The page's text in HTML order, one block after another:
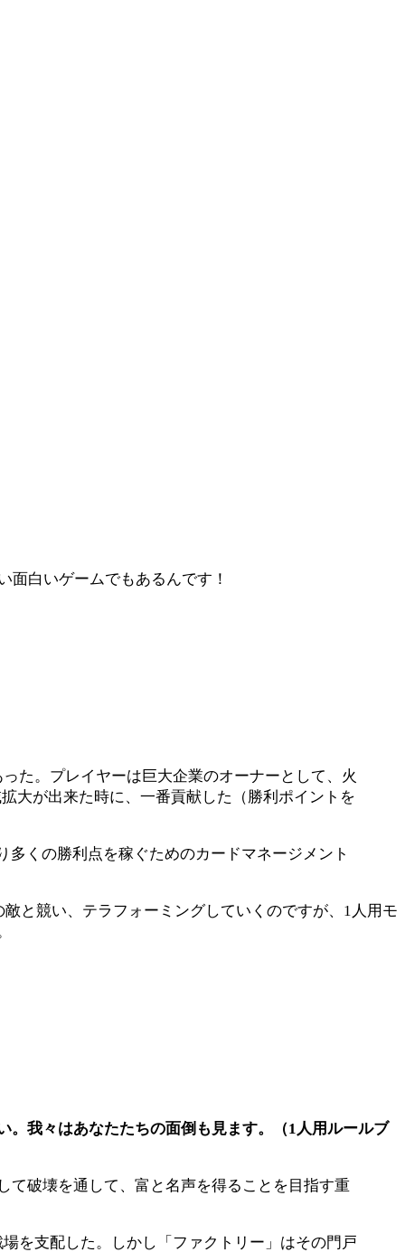
白いゲームでもあるんです！
た。 プレイヤーは巨大企業のオーナーとして、火
大が出来た時に、一番貢献した（勝利ポイントを
くの勝利点を稼ぐためのカードマネージメント
と競い、テラフォーミングしていくのですが、1人用モ
。我々はあなたたちの面倒も見ます。（1人用ルールブ
て破壊を通して、富と名声を得ることを目指す重
を支配した。しかし「ファクトリー」はその門戸